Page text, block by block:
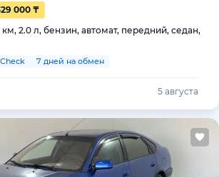
000 ₸
2.0 л, бензин, автомат, передний, седан,
7 дней на обмен
5 августа